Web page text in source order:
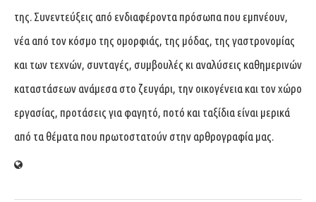
της. Συνεντεύξεις από ενδιαφέροντα πρόσωπα που εμπνέουν,
νέα από τον κόσμο της ομορφιάς, της μόδας, της γαστρονομίας
και των τεχνών, συνταγές, συμβουλές κι αναλύσεις καθημερινών
καταστάσεων ανάμεσα στο ζευγάρι, την οικογένεια και τον χώρο
εργασίας, προτάσεις για φαγητό, ποτό και ταξίδια είναι μερικά
από τα θέματα που πρωτοστατούν στην αρθρογραφία μας.